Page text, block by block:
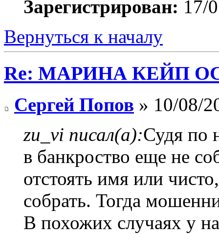
Зарегистрирован: 17/
Вернуться к началу
Re: МАРИНА КЕЙП
Сергей Попов » 10/08/
zu_vi писал(а):Судя по
в банкроство еще не
отстоять имя или
собрать. Тогда
В похожих случаях у